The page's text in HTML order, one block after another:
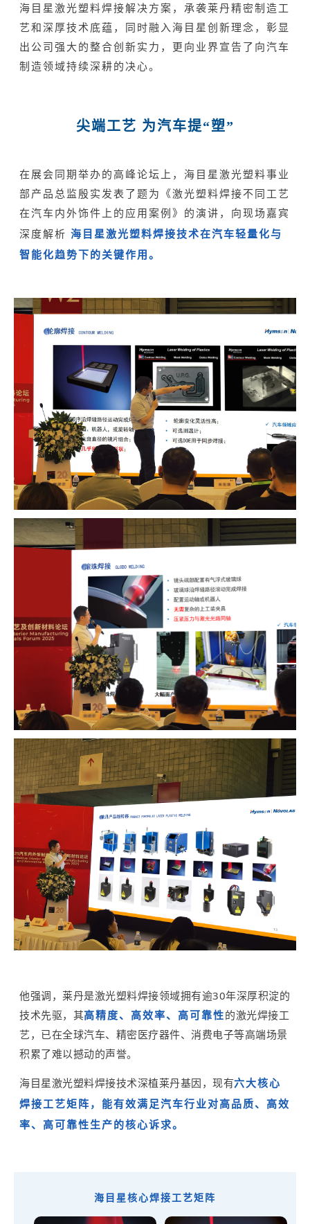
海目星激光塑料焊接解决方案，承袭莱丹精密制造工
艺和深厚技术底蕴，同时融入海目星创新理念，彰显
出公司强大的整合创新实力，更向业界宣告了向汽车
制造领域持续深耕的决心。
尖端工艺 为汽车提“塑”
在展会同期举办的高峰论坛上，海目星激光塑料事业
部产品总监殷实发表了题为《激光塑料焊接不同工艺
在汽车内外饰件上的应用案例》的演讲，向现场嘉宾
深度解析 海目星激光塑料焊接技术在汽车轻量化与
智能化趋势下的关键作用。
他强调，莱丹是激光塑料焊接领域拥有逾30年深厚积淀的
技术先驱，其高精度、高效率、高可靠性的激光焊接工
艺，已在全球汽车、精密医疗器件、消费电子等高端场景
积累了难以撼动的声誉。
海目星激光塑料焊接技术深植莱丹基因，现有六大核心
焊接工艺矩阵，能有效满足汽车行业对高品质、高效
率、高可靠性生产的核心诉求。
海目星核心焊接工艺矩阵